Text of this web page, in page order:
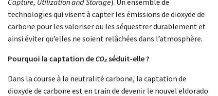
Capture, Utilization and Storage). Un ensemble de
technologies qui visent à capter les émissions de dioxyde de
carbone pour les valoriser ou les séquestrer durablement et
ainsi éviter qu’elles ne soient relâchées dans l’atmosphère.
Pourquoi la captation de CO₂séduit-elle ?
Dans la course à la neutralité carbone, la captation de
dioxyde de carbone est en train de devenir le nouvel eldorado